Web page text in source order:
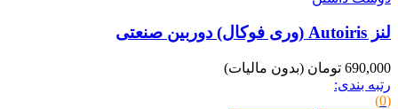
لنز Autoiris (وری فوکال) دوربین صنعتی
690,000 تومان
(بدون مالیات)
رتبه بندی:
(0)